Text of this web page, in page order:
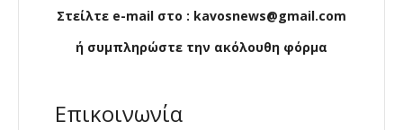
Στείλτε e-mail στο : kavosnews@gmail.com
ή συμπληρώστε την ακόλουθη φόρμα
Επικοινωνία